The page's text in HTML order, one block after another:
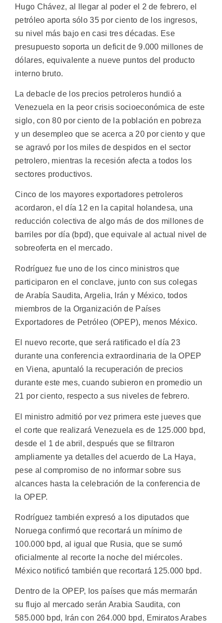
Hugo Chávez, al llegar al poder el 2 de febrero, el
petróleo aporta sólo 35 por ciento de los ingresos,
su nivel más bajo en casi tres décadas. Ese
presupuesto soporta un deficit de 9.000 millones de
dólares, equivalente a nueve puntos del producto
interno bruto.
La debacle de los precios petroleros hundió a
Venezuela en la peor crisis socioeconómica de este
siglo, con 80 por ciento de la población en pobreza
y un desempleo que se acerca a 20 por ciento y que
se agravó por los miles de despidos en el sector
petrolero, mientras la recesión afecta a todos los
sectores productivos.
Cinco de los mayores exportadores petroleros
acordaron, el día 12 en la capital holandesa, una
reducción colectiva de algo más de dos millones de
barriles por día (bpd), que equivale al actual nivel de
sobreoferta en el mercado.
Rodríguez fue uno de los cinco ministros que
participaron en el conclave, junto con sus colegas
de Arabía Saudita, Argelia, Irán y México, todos
miembros de la Organización de Países
Exportadores de Petróleo (OPEP), menos México.
El nuevo recorte, que será ratificado el día 23
durante una conferencia extraordinaria de la OPEP
en Viena, apuntaló la recuperación de precios
durante este mes, cuando subieron en promedio un
21 por ciento, respecto a sus niveles de febrero.
El ministro admitió por vez primera este jueves que
el corte que realizará Venezuela es de 125.000 bpd,
desde el 1 de abril, después que se filtraron
ampliamente ya detalles del acuerdo de La Haya,
pese al compromiso de no informar sobre sus
alcances hasta la celebración de la conferencia de
la OPEP.
Rodríguez también expresó a los diputados que
Noruega confirmó que recortará un mínimo de
100.000 bpd, al igual que Rusia, que se sumó
oficialmente al recorte la noche del miércoles.
México notificó también que recortará 125.000 bpd.
Dentro de la OPEP, los países que más mermarán
su flujo al mercado serán Arabia Saudita, con
585.000 bpd, Irán con 264.000 bpd, Emiratos Arabes